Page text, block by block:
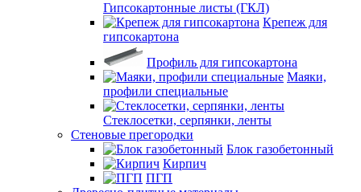
Гипсокартонные листы (ГКЛ)
Крепеж для
гипсокартона
Профиль для гипсокартона
Маяки,
профили специальные
Стеклосетки, серпянки, ленты
Стеновые прегородки
Блок газобетонный
Кирпич
ПГП